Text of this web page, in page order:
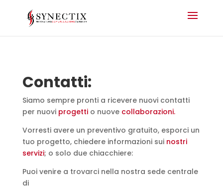
Contatti:
Siamo sempre pronti a ricevere nuovi contatti
per nuovi progettio nuove collaborazioni.
Vorresti avere un preventivo gratuito, esporci un
tuo progetto, chiedere informazioni sui nostri
servizi; o solo due chiacchiere:
Puoi venire a trovarci nella nostra sede centrale
di